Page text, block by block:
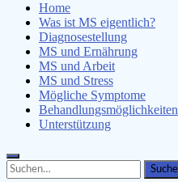
Home
Was ist MS eigentlich?
Diagnosestellung
MS und Ernährung
MS und Arbeit
MS und Stress
Mögliche Symptome
Behandlungsmöglichkeiten
Unterstützung
Search
for:
Search